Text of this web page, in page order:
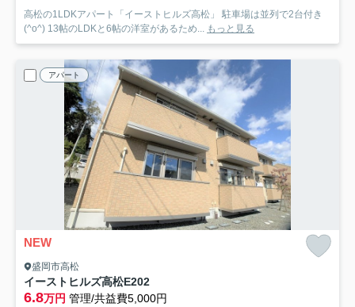
高松の1LDKアパート「イーストヒルズ高松」 駐車場は並列で2台付き
(^o^) 13帖のLDKと6帖の洋室があるため...
もっと見る
アパート
NEW
盛岡市高松
イーストヒルズ高松E202
6.8万円 管理/共益費5,000円